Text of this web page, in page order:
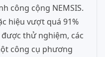
công cộng NEMSIS.
hiệu vượt quá 91%
thử nghiệm, các
công cụ phương